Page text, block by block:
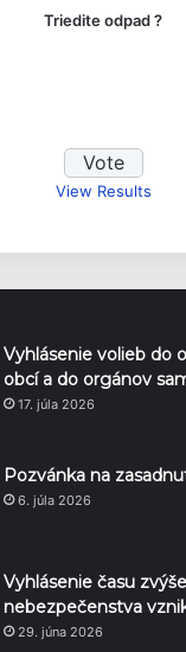
Triedite odpad ?
View Results
Vyhlásenie volieb do
obcí a do orgánov
17. júla 2026
Pozvánka na
6. júla 2026
Vyhlásenie času
nebezpečenstva
29. júna 2026